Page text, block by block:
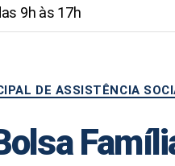
9h às 17h
Categorias
DE ASSISTÊNCIA